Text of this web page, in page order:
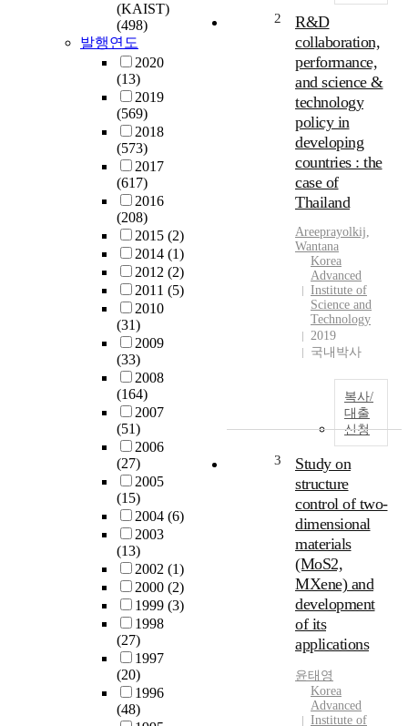
(KAIST)
(498)
발행연도
2020
(13)
2019
(569)
2018
(573)
2017
(617)
2016
(208)
2015 (2)
2014 (1)
2012 (2)
2011 (5)
2010
(31)
2009
(33)
2008
(164)
2007
(51)
2006
(27)
2005
(15)
2004 (6)
2003
(13)
2002 (1)
2000 (2)
1999 (3)
1998
(27)
1997
(20)
1996
(48)
2
R&D
collaboration,
performance,
and science &
technology
policy in
developing
countries : the
case of
Thailand
Areeprayolkij,
Wantana
Korea
Advanced
Institute of
Science and
Technology
2019
국내박사
복사/
대출
신청
3
Study on
structure
control of two-
dimensional
materials
(MoS2,
MXene) and
development
of its
applications
윤태영
Korea
Advanced
Institute of